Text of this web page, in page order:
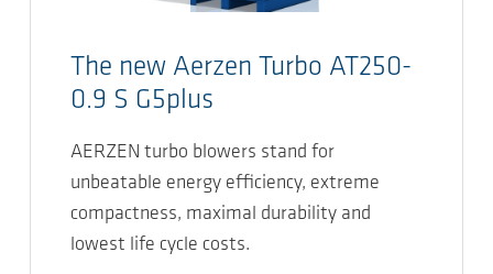
The new Aerzen Turbo AT250-
0.9 S G5plus
AERZEN turbo blowers stand for
unbeatable energy efficiency, extreme
compactness, maximal durability and
lowest life cycle costs.